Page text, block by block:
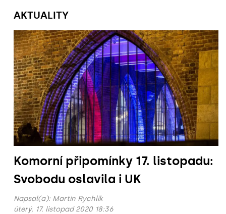
AKTUALITY
Komorní připomínky 17. listopadu:
Svobodu oslavila i UK
Napsal(a): Martin Rychlík
úterý, 17. listopad 2020 18:36